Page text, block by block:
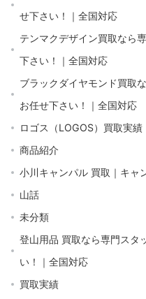
せ下さい！｜全国対応
テンマクデザイン買取なら
下さい！｜全国対応
ブラックダイヤモンド買取
お任せ下さい！｜全国対応
ロゴス（LOGOS）買取実
商品紹介
小川キャンパル 買取｜キャ
山話
未分類
登山用品 買取なら専門スタ
い！｜全国対応
買取実績